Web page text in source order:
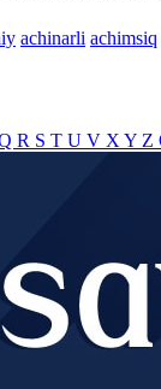
achinarli achimsiq
R S T U V X Y Z